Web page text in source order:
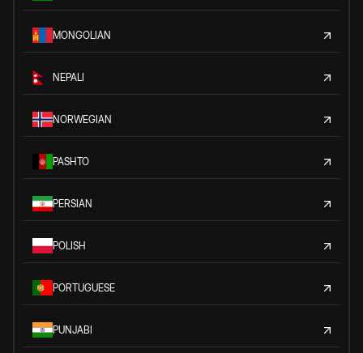
MONGOLIAN
NEPALI
NORWEGIAN
PASHTO
PERSIAN
POLISH
PORTUGUESE
PUNJABI